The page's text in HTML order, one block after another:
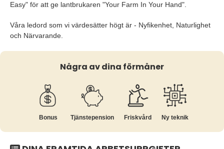
Easy" för att ge lantbrukaren "Your Farm In Your Hand".
Våra ledord som vi värdesätter högt är - Nyfikenhet, Naturlighet
och Närvarande.
Några av dina förmåner
Bonus Tjänste­pension Friskvård Ny teknik